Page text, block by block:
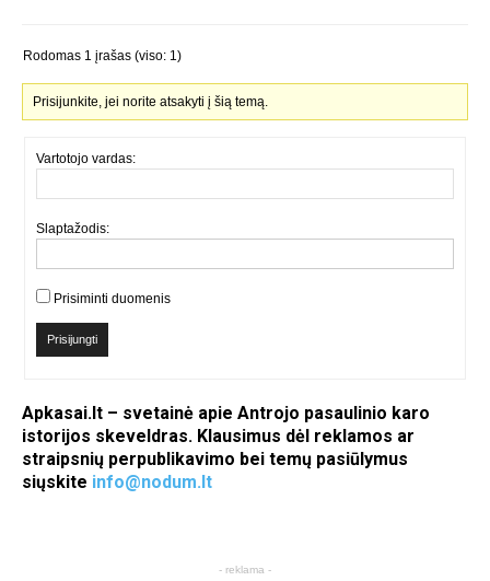
Rodomas 1 įrašas (viso: 1)
Prisijunkite, jei norite atsakyti į šią temą.
Vartotojo vardas:
Slaptažodis:
Prisiminti duomenis
Prisijungti
Apkasai.lt – svetainė apie Antrojo pasaulinio karo
istorijos skeveldras. Klausimus dėl reklamos ar
straipsnių perpublikavimo bei temų pasiūlymus
siųskite info@nodum.lt
- reklama -